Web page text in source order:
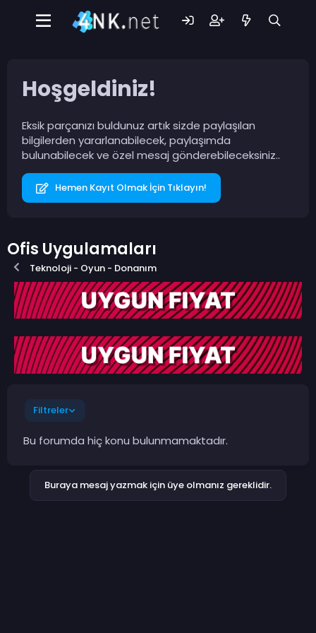
Hoşgeldiniz!
Eksik parçanızı buldunuz artık sizde paylaşılan
bilgilerden yararlanabilecek, paylaşımda
bulunabilecek ve özel mesaj gönderebileceksiniz..
Hemen Kayıt Olmak İçin Tıklayın!
Ofis Uygulamaları
Teknoloji - Oyun - Donanım
Filtreler
Bu forumda hiç konu bulunmamaktadır.
Buraya mesaj yazmak için üye olmanız gereklidir.